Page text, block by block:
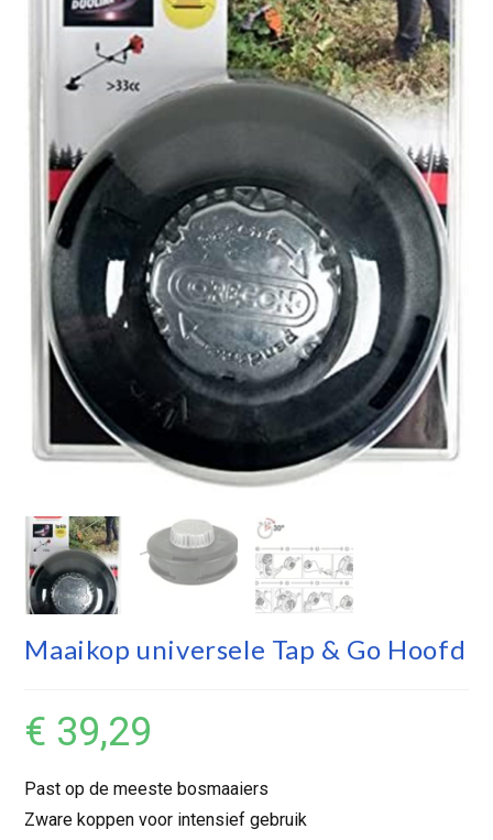
Maaikop universele Tap & Go Hoofd
€ 39,29
Past op de meeste bosmaaiers
Zware koppen voor intensief gebruik